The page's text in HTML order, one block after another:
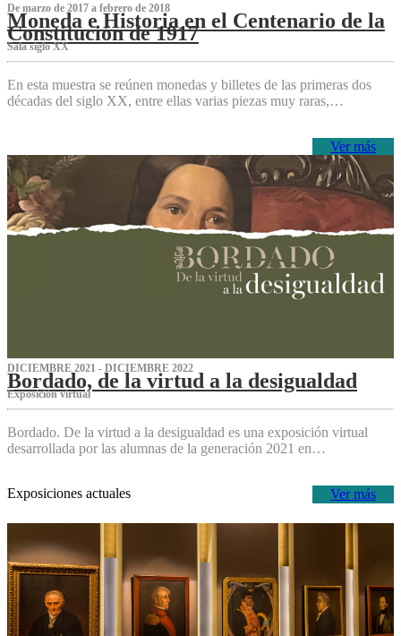
De marzo de 2017 a febrero de 2018
Moneda e Historia en el Centenario de la
Constitución de 1917
Sala siglo XX
En esta muestra se reúnen monedas y billetes de las primeras dos
décadas del siglo XX, entre ellas varias piezas muy raras,…
Ver más
DICIEMBRE 2021 - DICIEMBRE 2022
Bordado, de la virtud a la desigualdad
Exposición virtual‌
Bordado. De la virtud a la desigualdad es una exposición virtual
desarrollada por las alumnas de la generación 2021 en…
Ver más
Exposiciones actuales